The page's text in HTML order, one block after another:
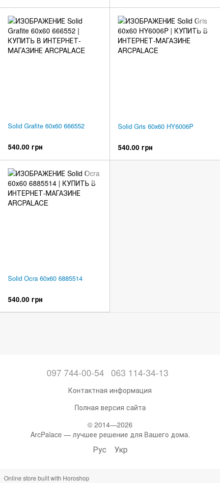
Solid Grafite 60х60 666552
540.00 грн
Solid Gris 60х60 HY6006P
540.00 грн
Solid Ocra 60х60 6885514
540.00 грн
097 744-00-54 063 114-34-13
Контактная информация
Полная версия сайта
© 2014—2026
ArcPalace — лучшее решение для Вашего дома.
Рус Укр
Online store built with Horoshop